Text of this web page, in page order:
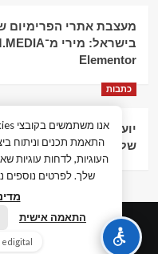
מעצבת אתרי הפרימיום
Elementor
כתבות
יועץ עסקי וליווי פיננסי
של העסק
© כל הזכויות שמורות
התאמת תכנים וניתוח
העוגיות, לדחות עוגיות
שלך. לפרטים נוספים
התאמה אישית
edigital -